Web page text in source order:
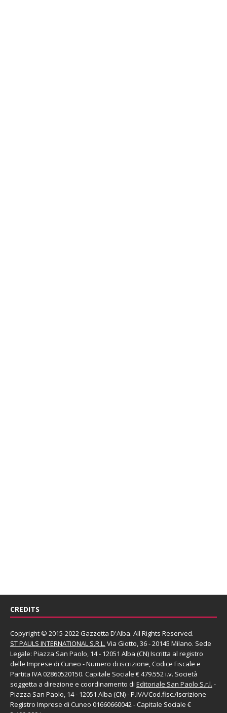
CREDITS
Copyright © 2015-2022 Gazzetta D'Alba. All Rights Reserved.
ST PAULS INTERNATIONAL S.R.L. Via Giotto, 36 - 20145 Milano. Sede
Legale: Piazza San Paolo, 14 - 12051 Alba (CN) Iscritta al registro
delle Imprese di Cuneo - Numero di iscrizione, Codice Fiscale e
Partita IVA 02860520150. Capitale Sociale € 479.552 i.v. Società
soggetta a direzione e coordinamento di Editoriale San Paolo S.r.l. -
Piazza San Paolo, 14 - 12051 Alba (CN) - P.IVA/Cod.fisc./Iscrizione
Registro Imprese di Cuneo 01660660042 - Capitale Sociale €